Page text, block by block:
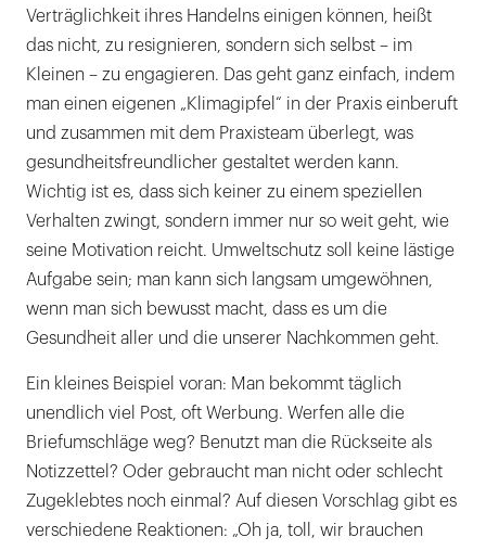
Verträglichkeit ihres Handelns einigen können, heißt
das nicht, zu resignieren, sondern sich selbst – im
Kleinen – zu engagieren. Das geht ganz einfach, indem
man einen eigenen „Klimagipfel“ in der Praxis einberuft
und zusammen mit dem Praxisteam überlegt, was
gesundheitsfreundlicher gestaltet werden kann.
Wichtig ist es, dass sich keiner zu einem speziellen
Verhalten zwingt, sondern immer nur so weit geht, wie
seine Motivation reicht. Umweltschutz soll keine lästige
Aufgabe sein; man kann sich langsam umgewöhnen,
wenn man sich bewusst macht, dass es um die
Gesundheit aller und die unserer Nachkommen geht.
Ein kleines Beispiel voran: Man bekommt täglich
unendlich viel Post, oft Werbung. Werfen alle die
Briefumschläge weg? Benutzt man die Rückseite als
Notizzettel? Oder gebraucht man nicht oder schlecht
Zugeklebtes noch einmal? Auf diesen Vorschlag gibt es
verschiedene Reaktionen: „Oh ja, toll, wir brauchen